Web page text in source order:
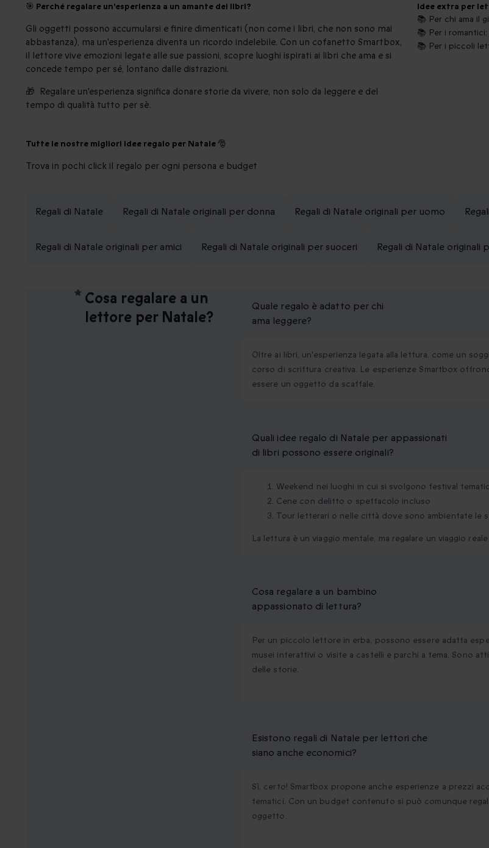
🎯 Perché regalare un'esperienza a un amante dei libri?
Gli oggetti possono accumularsi e finire dimenticati (non come i libri, che non sono mai
abbastanza), ma un'esperienza diventa un ricordo indelebile. Con un cofanetto Smartbox,
il lettore vive emozioni legate alle sue passioni, scopre luoghi ispirati ai libri che ama e si
concede tempo per sé, lontano dalle distrazioni.
🎁 Regalare un'esperienza significa donare storie da vivere, non solo da leggere e del
tempo di qualità tutto per sè.
Idee extra per
📚 Per chi ama il
📚 Per i
📚 Per i piccoli
Tutte le nostre migliori idee regalo per Natale 🎅
Trova in pochi click il regalo per ogni persona e budget
Regali di Natale Regali di Natale originali per donna Regali di Natale originali per uomo
Regali di Natale originali per amici Regali di Natale originali per suoceri Regali di Natale originali
Cosa regalare a un
lettore per Natale?
Quale regalo è adatto per chi
ama leggere?
Oltre ai libri, un'esperienza legata alla lettura, come un
corso di scrittura creativa. Le esperienze Smartbox
essere un oggetto da scaffale.
Quali idee regalo di Natale per appassionati
di libri possono essere originali?
Weekend nei luoghi in cui si svolgono festival
Cene con delitto o spettacolo incluso
Tour letterari o nelle città dove sono ambientate le
La lettura è un viaggio mentale, ma regalare un viaggio
Cosa regalare a un bambino
appassionato di lettura?
Per un piccolo lettore in erba, possono essere adatta
musei interattivi o visite a castelli e parchi a tema. Sono
delle storie.
Esistono regali di Natale per lettori che
siano anche economici?
Sì, certo! Smartbox propone anche esperienze a prezzi
tematici. Con un budget contenuto si può comunque
oggetto.